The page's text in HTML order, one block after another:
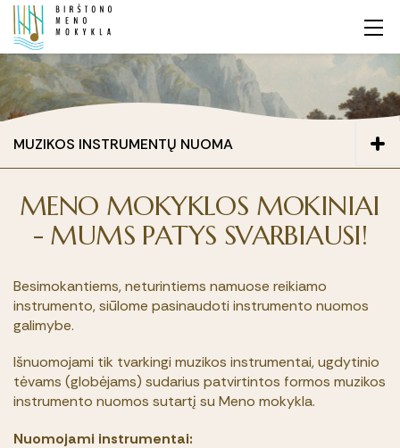
Muzika
Teatras
Tvarios kūrybinės erdvės
Tvarios veiklos
Įvykę renginiai
Priėmimas
Pamokų laikas
Prašymai
Patalpų nuoma
Muzikos instrumentų nuoma
Edukaciniai užsiėmimai grupėms
MUZIKOS INSTRUMENTŲ NUOMA
MUZIKOS INSTRUMENTŲ NUOMA
MENO MOKYKLOS MOKINIAI
- MUMS PATYS SVARBIAUSI!
Besimokantiems, neturintiems namuose reikiamo
instrumento, siūlome pasinaudoti instrumento nuomos
galimybe.
Išnuomojami tik tvarkingi muzikos instrumentai, ugdytinio
tėvams (globėjams) sudarius patvirtintos formos muzikos
instrumento nuomos sutartį su Meno mokykla.
Nuomojami instrumentai: